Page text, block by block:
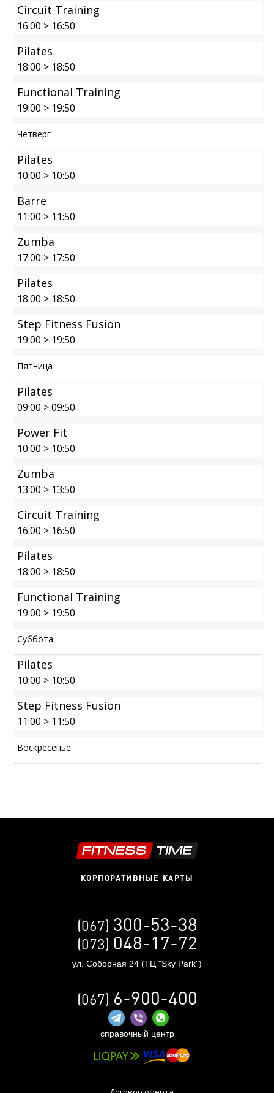
Circuit Training
16:00 > 16:50
Pilates
18:00 > 18:50
Functional Training
19:00 > 19:50
Четверг
Pilates
10:00 > 10:50
Barre
11:00 > 11:50
Zumba
17:00 > 17:50
Pilates
18:00 > 18:50
Step Fitness Fusion
19:00 > 19:50
Пятница
Pilates
09:00 >09:50
Power Fit
10:00 > 10:50
Zumba
13:00 > 13:50
Circuit Training
16:00 > 16:50
Pilates
18:00 > 18:50
Functional Training
19:00 > 19:50
Суббота
Pilates
10:00 > 10:50
Step Fitness Fusion
11:00 > 11:50
Воскресенье
КОРПОРАТИВНЫЕ КАРТЫ
(067) 300-53-38
(073) 048-17-72
ул. Соборная 24 (ТЦ "Sky Park")
(067) 6-900-400
справочный центр